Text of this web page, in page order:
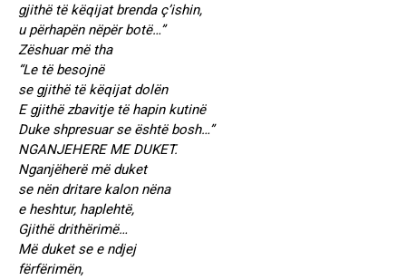
gjithë të këqijat brenda ç’ishin,
u përhapën nëpër botë…”
Zëshuar më tha
“Le të besojnë
se gjithë të këqijat dolën
E gjithë zbavitje të hapin kutinë
Duke shpresuar se është bosh…”
NGANJEHERE ME DUKET.
Nganjëherë më duket
se nën dritare kalon nëna
e heshtur, haplehtë,
Gjithë drithërimë…
Më duket se e ndjej
fërfërimën,